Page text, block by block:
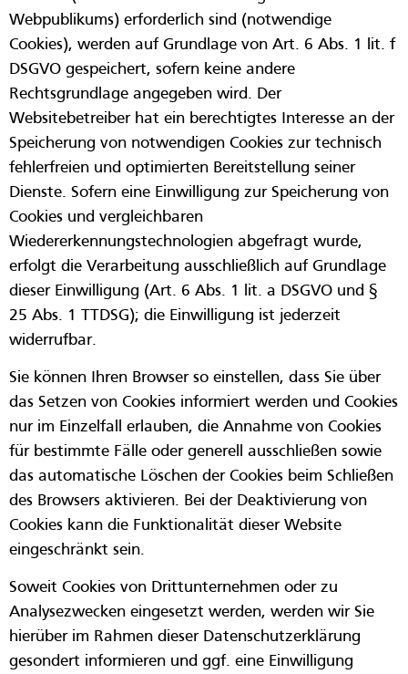
Webpublikums) erforderlich sind (notwendige
Cookies), werden auf Grundlage von Art. 6 Abs. 1 lit. f
DSGVO gespeichert, sofern keine andere
Rechtsgrundlage angegeben wird. Der
Websitebetreiber hat ein berechtigtes Interesse an der
Speicherung von notwendigen Cookies zur technisch
fehlerfreien und optimierten Bereitstellung seiner
Dienste. Sofern eine Einwilligung zur Speicherung von
Cookies und vergleichbaren
Wiedererkennungstechnologien abgefragt wurde,
erfolgt die Verarbeitung ausschließlich auf Grundlage
dieser Einwilligung (Art. 6 Abs. 1 lit. a DSGVO und §
25 Abs. 1 TTDSG); die Einwilligung ist jederzeit
widerrufbar.
Sie können Ihren Browser so einstellen, dass Sie über
das Setzen von Cookies informiert werden und Cookies
nur im Einzelfall erlauben, die Annahme von Cookies
für bestimmte Fälle oder generell ausschließen sowie
das automatische Löschen der Cookies beim Schließen
des Browsers aktivieren. Bei der Deaktivierung von
Cookies kann die Funktionalität dieser Website
eingeschränkt sein.
Soweit Cookies von Drittunternehmen oder zu
Analysezwecken eingesetzt werden, werden wir Sie
hierüber im Rahmen dieser Datenschutzerklärung
gesondert informieren und ggf. eine Einwilligung